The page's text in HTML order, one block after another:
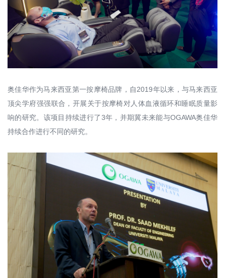
奥佳华作为马来西亚第一按摩椅品牌，自2019年以来，与马来西亚
顶尖学府强强联合，开展关于按摩椅对人体血液循环和睡眠质量影
响的研究。该项目持续进行了3年，并期冀未来能与OGAWA奥佳华
持续合作进行不同的研究。